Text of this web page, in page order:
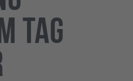
Tag